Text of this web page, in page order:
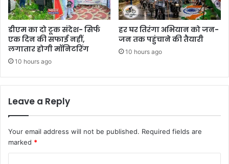
डीएम का दो टूक संदेश- सिर्फ
एक दिन की सफाई नहीं,
लगातार होगी मॉनिटरिंग
10 hours ago
हर घर तिरंगा अभियान को जन-
जन तक पहुंचाने की तैयारी
10 hours ago
Leave a Reply
Your email address will not be published. Required fields are
marked *